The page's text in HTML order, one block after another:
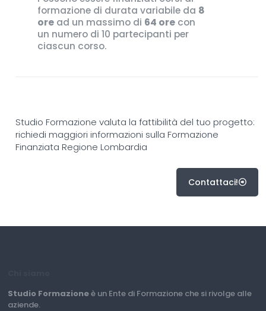
formazione di durata variabile da 8
ore ad un massimo di 64 ore con
un numero di 10 partecipanti per
ciascun corso.
Studio Formazione valuta la fattibilità del tuo progetto:
richiedi maggiori informazioni sulla Formazione
Finanziata Regione Lombardia
Contattaci!
Studio Formazioneè un Ente di Formazione che si rivolge alle
aziende.